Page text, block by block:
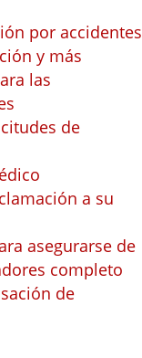
por accidentes
y más
las
de
a su
asegurarse de
completo
de